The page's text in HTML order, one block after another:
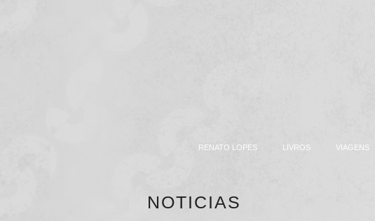
RENATO LOPES LIVROS VIAGENS
NOTICIAS